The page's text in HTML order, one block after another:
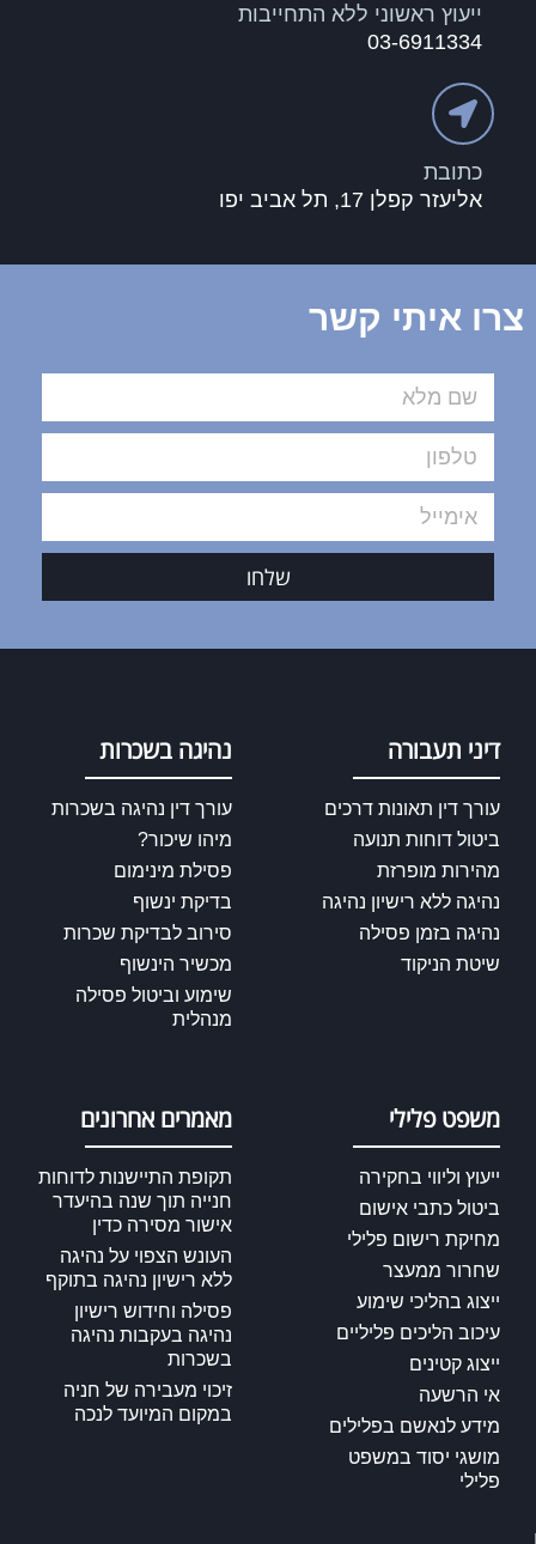
ייעוץ ראשוני ללא התחייבות
03-6911334
כתובת
אליעזר קפלן 17, תל אביב יפו
צרו איתי קשר
שלחו
דיני תעבורה
עורך דין תאונות דרכים
ביטול דוחות תנועה
מהירות מופרזת
נהיגה ללא רישיון נהיגה
נהיגה בזמן פסילה
שיטת הניקוד
נהיגה בשכרות
עורך דין נהיגה בשכרות
מיהו שיכור?
פסילת מינימום
בדיקת ינשוף
סירוב לבדיקת שכרות
מכשיר הינשוף
שימוע וביטול פסילה
מנהלית
משפט פלילי
ייעוץ וליווי בחקירה
ביטול כתבי אישום
מחיקת רישום פלילי
שחרור ממעצר
ייצוג בהליכי שימוע
עיכוב הליכים פליליים
ייצוג קטינים
אי הרשעה
מידע לנאשם בפלילים
מושגי יסוד במשפט
פלילי
מאמרים אחרונים
תקופת התיישנות לדוחות
חנייה תוך שנה בהיעדר
אישור מסירה כדין
העונש הצפוי על נהיגה
ללא רישיון נהיגה בתוקף
פסילה וחידוש רישיון
נהיגה בעקבות נהיגה
בשכרות
זיכוי מעבירה של חניה
במקום המיועד לנכה